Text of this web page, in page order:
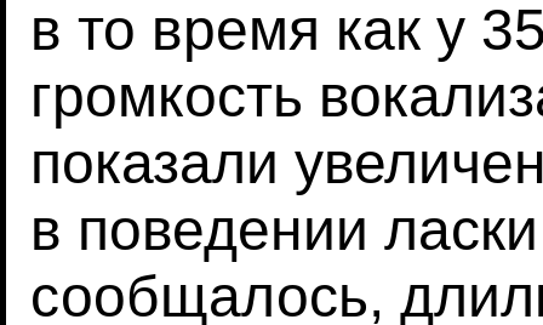
в то время как у
громкость
показали
в поведении
сообщалось,